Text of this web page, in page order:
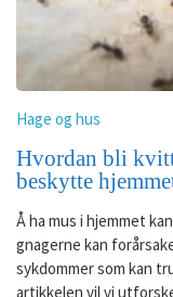
Hage og hus
Hvordan bli kvitt
beskytte
Å ha mus i hjemmet
gnagerne kan
sykdommer som kan
artikkelen vil vi